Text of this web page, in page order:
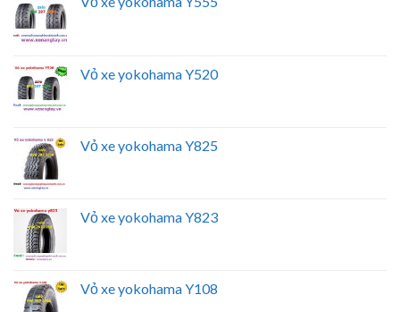
Vỏ xe yokohama Y520
Vỏ xe yokohama Y825
Vỏ xe yokohama Y823
Vỏ xe yokohama Y108